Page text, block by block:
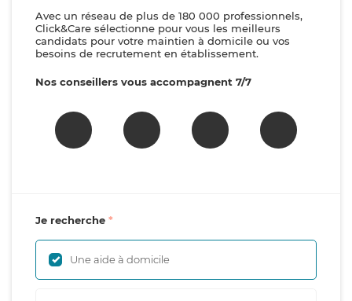
Avec un réseau de plus de 180 000 professionnels,
Click&Care sélectionne pour vous les meilleurs
candidats pour votre maintien à domicile ou vos
besoins de recrutement en établissement.
Nos conseillers vous accompagnent 7/7
Je recherche
Une aide à domicile